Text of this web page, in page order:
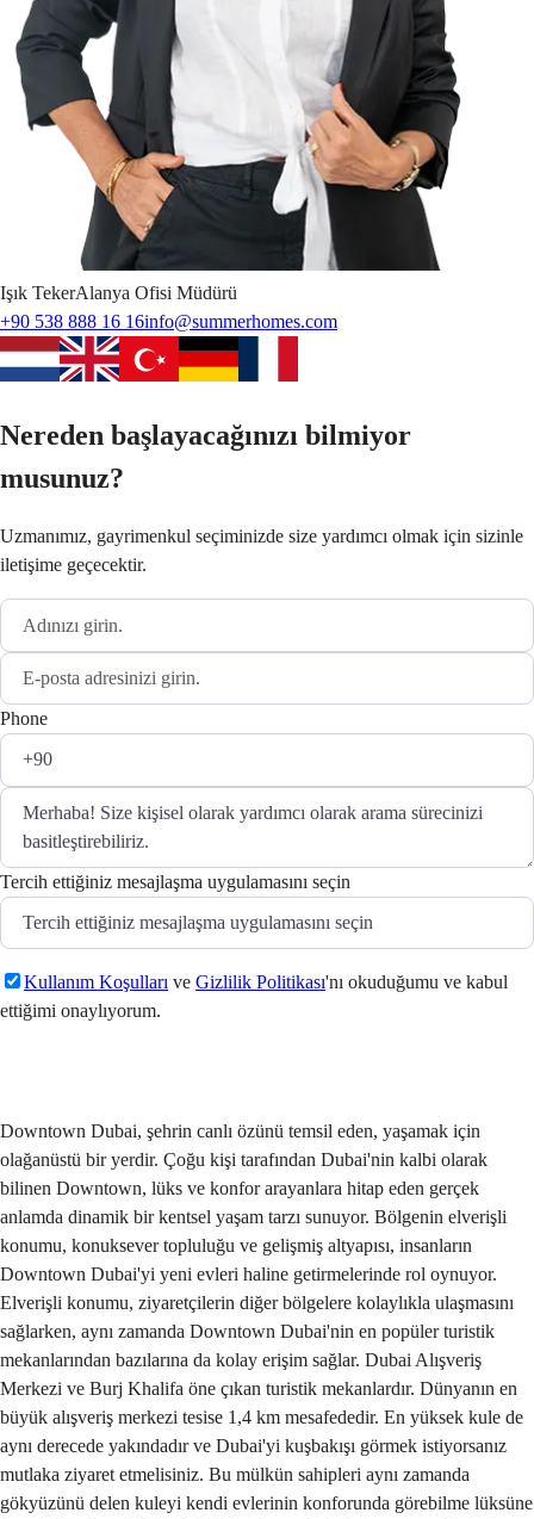
Işık TekerAlanya Ofisi Müdürü
+90 538 888 16 16info@summerhomes.com
Nereden başlayacağınızı bilmiyor
musunuz?
Uzmanımız, gayrimenkul seçiminizde size yardımcı olmak için sizinle
iletişime geçecektir.
Phone
Tercih ettiğiniz mesajlaşma uygulamasını seçin
Kullanım Koşulları ve Gizlilik Politikası'nı okuduğumu ve kabul
ettiğimi onaylıyorum.
Downtown Dubai, şehrin canlı özünü temsil eden, yaşamak için
olağanüstü bir yerdir. Çoğu kişi tarafından Dubai'nin kalbi olarak
bilinen Downtown, lüks ve konfor arayanlara hitap eden gerçek
anlamda dinamik bir kentsel yaşam tarzı sunuyor. Bölgenin elverişli
konumu, konuksever topluluğu ve gelişmiş altyapısı, insanların
Downtown Dubai'yi yeni evleri haline getirmelerinde rol oynuyor.
Elverişli konumu, ziyaretçilerin diğer bölgelere kolaylıkla ulaşmasını
sağlarken, aynı zamanda Downtown Dubai'nin en popüler turistik
mekanlarından bazılarına da kolay erişim sağlar. Dubai Alışveriş
Merkezi ve Burj Khalifa öne çıkan turistik mekanlardır. Dünyanın en
büyük alışveriş merkezi tesise 1,4 km mesafededir. En yüksek kule de
aynı derecede yakındadır ve Dubai'yi kuşbakışı görmek istiyorsanız
mutlaka ziyaret etmelisiniz. Bu mülkün sahipleri aynı zamanda
gökyüzünü delen kuleyi kendi evlerinin konforunda görebilme lüksüne